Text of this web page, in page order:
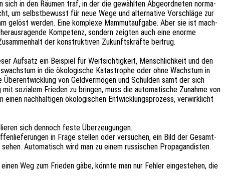
sich in den Räumen traf, in der die gewähl­ten Abge­ord­ne­ten norma­
um selbst­be­wusst für neue Wege und alter­na­ti­ve Vorschlä­ge zur
gelöst werden. Eine komple­xe Mammut­auf­ga­be. Aber sie ist mach­
Kompe­tenz, sondern zeig­ten auch eine enorme
der konstruk­ti­ven Zukunfts­kräf­te beitrug.
Aufsatz ein Beispiel für Weit­sich­tig­keit, Mensch­lich­keit und den
in die ökolo­gi­sche Kata­stro­phe oder ohne Wachs­tum in
von Geld­ver­mö­gen und Schul­den samt der sich
sozia­lem Frie­den zu brin­gen, muss die auto­ma­ti­sche Zunah­me von
nach­hal­ti­gen ökolo­gi­schen Entwick­lungs­pro­zess, verwirk­licht
sich dennoch feste Überzeugungen.
in Frage stel­len oder versu­chen, ein Bild der Gesamt­
Auto­ma­tisch wird man zu einem russi­schen Propa­gan­dis­ten.
Weg zum Frie­den gäbe, könnte man nur Fehler einge­ste­hen, die